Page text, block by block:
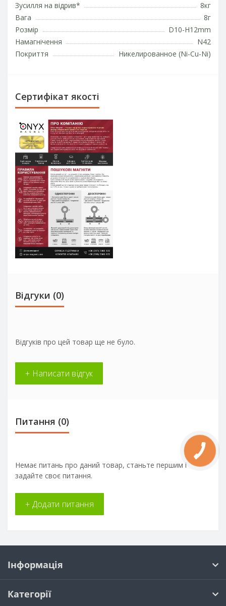
Зусилля на відрив*
8кг
Вага
8г
Розмір
D10-H12mm
Намагнічення
N42
Покриття
Никелированное (Ni-Cu-Ni)
Сертифікат якості
Відгуки (0)
Відгуків про цей товар ще не було.
+ Написати відгук
Питання (0)
Немає питань про даний товар, станьте першим і
задайте своє питання.
+ Додати питання
Інформація
Категорії